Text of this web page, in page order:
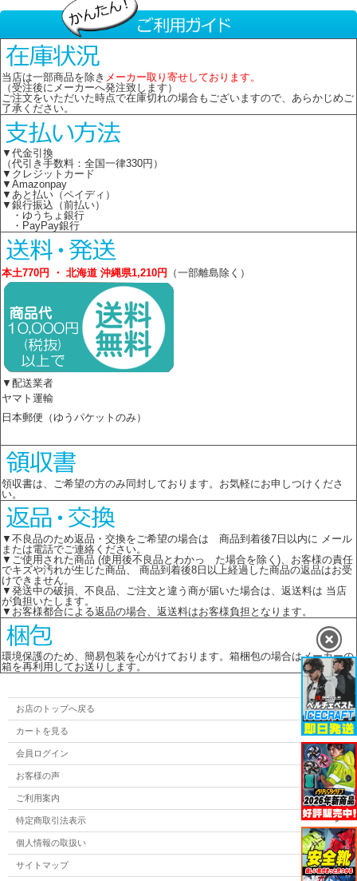
当店は一部商品を除き メーカー取り寄せしております。
（受注後にメーカーへ発注致します）
ご注文をいただいた時点で在庫切れの場合もございますので、あらかじめご
了承ください。
▼代金引換
（代引き手数料：全国一律330円）
▼クレジットカード
▼Amazonpay
▼あと払い（ペイディ）
▼銀行振込（前払い）
・ゆうちょ銀行
・PayPay銀行
本土770円 ・ 北海道 沖縄県1,210円 （一部離島除く）
▼配送業者
ヤマト運輸
日本郵便（ゆうパケットのみ）
領収書は、ご希望の方のみ同封しております。お気軽にお申しつけくださ
い。
▼不良品のため返品・交換をご希望の場合は 商品到着後7日以内に メール
または電話でご連絡ください。
▼ご使用された商品 (使用後不良品とわかっ た場合を除く)、お客様の責任
でキズや汚れが生じた商品、 商品到着後8日以上経過した商品の返品はお受
けできません。
▼発送中の破損、不良品、ご注文と違う商が届いた場合は、返送料は 当店
が負担いたします。
▼お客様都合による返品の場合、返送料はお客様負担となります。
環境保護のため、簡易包装を心がけております。箱梱包の場合はメーカーの
箱を再利用してお送りします。
お店のトップへ戻る
カートを見る
会員ログイン
お客様の声
ご利用案内
特定商取引法表示
個人情報の取扱い
サイトマップ